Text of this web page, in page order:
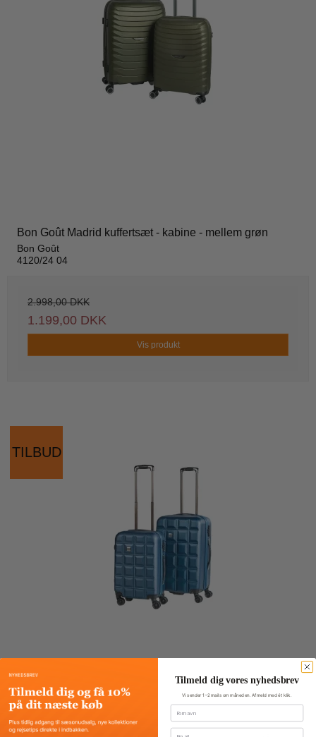
Bon Goût Madrid kuffertsæt - kabine - mellem grøn
Bon Goût
4120/24 04
2.998,00 DKK
1.199,00 DKK
Vis produkt
TILBUD
Tilmeld dig vores nyhedsbrev
Vi sender 1–2 mails om måneden. Afmeld med ét klik.
Fornavn
Email